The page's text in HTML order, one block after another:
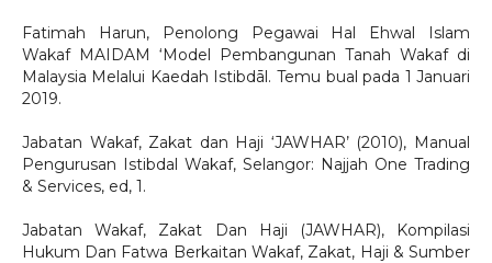
Fatimah Harun, Penolong Pegawai Hal Ehwal Islam
Wakaf MAIDAM ‘Model Pembangunan Tanah Wakaf di
Malaysia Melalui Kaedah Istibdāl. Temu bual pada 1 Januari
2019.
Jabatan Wakaf, Zakat dan Haji ‘JAWHAR’ (2010), Manual
Pengurusan Istibdal Wakaf, Selangor: Najjah One Trading
& Services, ed, 1.
Jabatan Wakaf, Zakat Dan Haji (JAWHAR), Kompilasi
Hukum Dan Fatwa Berkaitan Wakaf, Zakat, Haji & Sumber